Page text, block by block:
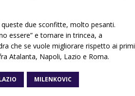
due sconfitte, molto pesanti.
essere” e tornare in trincea, a
che se vuole migliorare rispetto ai primi
Atalanta, Napoli, Lazio e Roma.
MILENKOVIC